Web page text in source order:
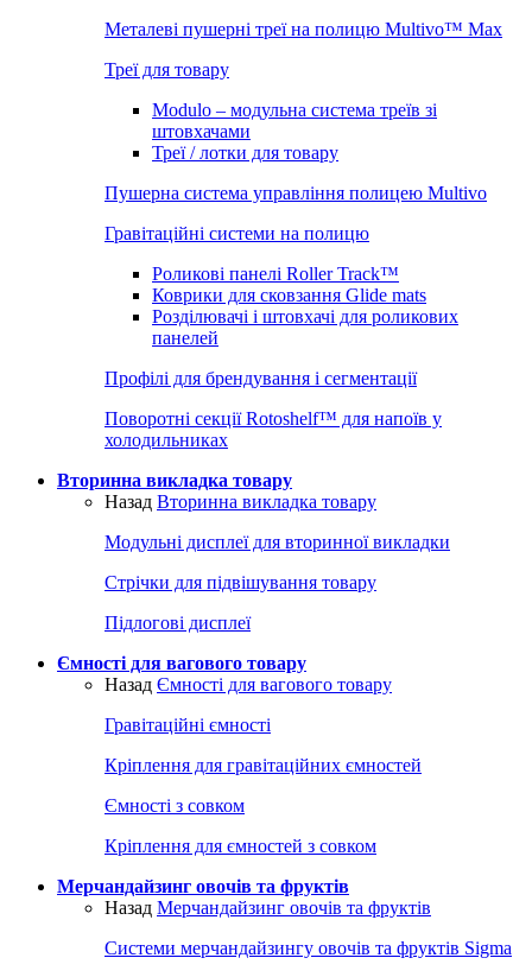
Металеві пушерні треї на полицю Multivo™ Max
Треї для товару
Modulo – модульна система треїв зі
штовхачами
Треї / лотки для товару
Пушерна система управління полицею Multivo
Гравітаційні системи на полицю
Роликові панелі Roller Track™
Коврики для сковзання Glide mats
Розділювачі і штовхачі для роликових
панелей
Профілі для брендування і сегментації
Поворотні секції Rotoshelf™ для напоїв у
холодильниках
Вторинна викладка товару
Назад Вторинна викладка товару
Модульні дисплеї для вторинної викладки
Стрічки для підвішування товару
Підлогові дисплеї
Ємності для вагового товару
Назад Ємності для вагового товару
Гравітаційні ємності
Кріплення для гравітаційних ємностей
Ємності з совком
Кріплення для ємностей з совком
Мерчандайзинг овочів та фруктів
Назад Мерчандайзинг овочів та фруктів
Системи мерчандайзингу овочів та фруктів Sigma